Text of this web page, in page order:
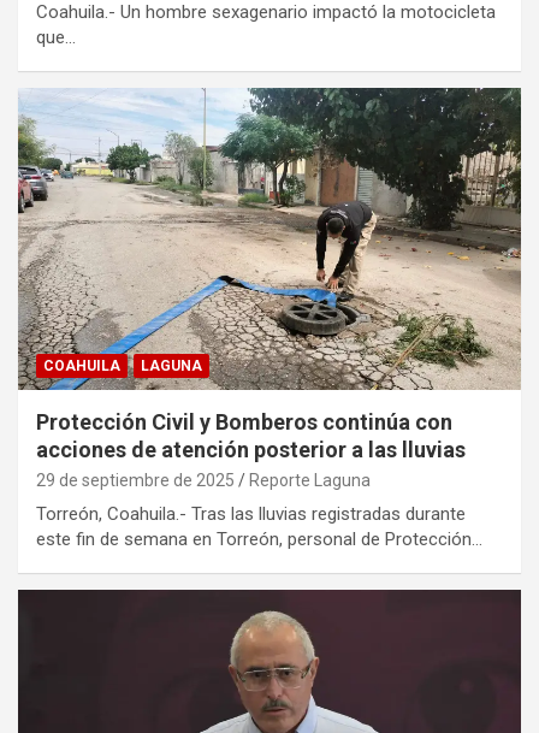
Coahuila.- Un hombre sexagenario impactó la motocicleta
que…
COAHUILA LAGUNA
Protección Civil y Bomberos continúa con
acciones de atención posterior a las lluvias
29 de septiembre de 2025 Reporte Laguna
Torreón, Coahuila.- Tras las lluvias registradas durante
este fin de semana en Torreón, personal de Protección…